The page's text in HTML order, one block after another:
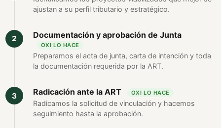
ajustan a su perfil tributario y estratégico.
Documentación y aprobación de Junta
OXI LO HACE
Preparamos el acta de junta, carta de intención y toda
la documentación requerida por la ART.
Radicación ante la ART OXI LO HACE
Radicamos la solicitud de vinculación y hacemos
seguimiento hasta la aprobación.